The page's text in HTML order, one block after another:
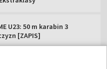
U23: 50 m karabin 3
[ZAPIS]